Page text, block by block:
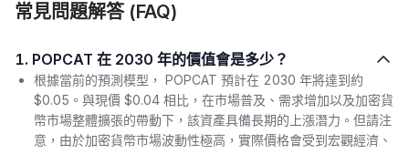
常見問題解答 (FAQ)
1. POPCAT 在 2030 年的價值會是多少？
根據當前的預測模型， POPCAT 預計在 2030 年將達到約
$0.05。與現價 $0.04 相比，在市場普及、需求增加以及加密貨
幣市場整體擴張的帶動下，該資產具備長期的上漲潛力。但請注
意，由於加密貨幣市場波動性極高，實際價格會受到宏觀經濟、